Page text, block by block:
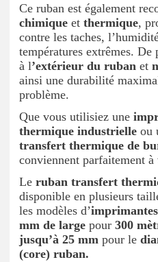
Ce ruban est également
chimique et thermique,
contre les taches,
températures extrêmes. De
à l’extérieur du ruban et
ainsi une durabilité
problème.
Que vous utilisiez une
thermique industrielle ou
transfert thermique de
conviennent parfaitement à
Le ruban transfert
disponible en plusieurs
les modèles d’
mm de large pour 300
jusqu’à 25 mm pour le
(core) ruban.